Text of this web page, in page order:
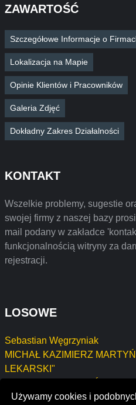
Używamy cookies i
ZAWARTOŚĆ
Szczegółowe Informacje o
Lokalizacja na Mapie
Opinie Klientów i Pracowników
Galeria Zdjęć
Dokładny Zakres Działalności
KONTAKT
Wszelkie problemy, sugestie
swojej firmy z naszej bazy
mail podany w zakładce
funkcjonalnością witryny za
rejestracji.
LOSOWE
Sebastian Węgrzyniak
MICHAŁ KAZIMIERZ
LEKARSKI"
BUDOWLANE